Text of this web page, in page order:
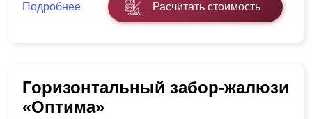
Подробнее Расчитать стоимость
Горизонтальный забор-жалюзи
«Оптима»